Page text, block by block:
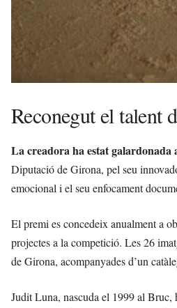
Reconegut el talent
La creadora ha estat galardonada
Diputació de Girona, pel seu
emocional i el seu enfocament
El premi es concedeix anualment a
projectes a la competició. Les 26
de Girona, acompanyades d’un
Judit Luna, nascuda el 1999 al Bruc,